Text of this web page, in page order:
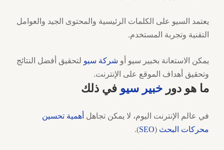
يعتمد السيو على الكلمات الرئيسية والمحتوى الجيد والعوامل
التقنية وتجربة المستخدم.
يمكن الاستعانة بخبير سيو أو شركة سيو لتحقيق أفضل النتائج
وتحقيق أهداف الموقع على الإنترنت.
ما هو دور خبير سيو في ذلك
في عالم الإنترنت اليوم، لا يمكن تجاهل أهمية تحسين
محركات البحث (
SEO
).